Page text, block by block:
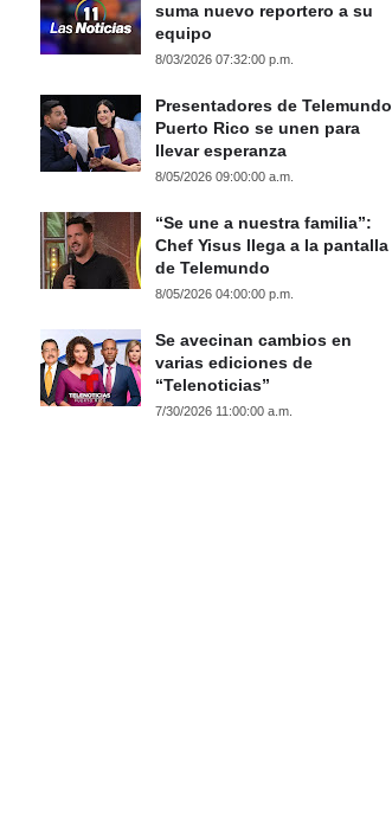
suma nuevo reportero a su
equipo
8/03/2026 07:32:00 p.m.
Presentadores de Telemundo
Puerto Rico se unen para
llevar esperanza
8/05/2026 09:00:00 a.m.
“Se une a nuestra familia”:
Chef Yisus llega a la pantalla
de Telemundo
8/05/2026 04:00:00 p.m.
Se avecinan cambios en
varias ediciones de
“Telenoticias”
7/30/2026 11:00:00 a.m.